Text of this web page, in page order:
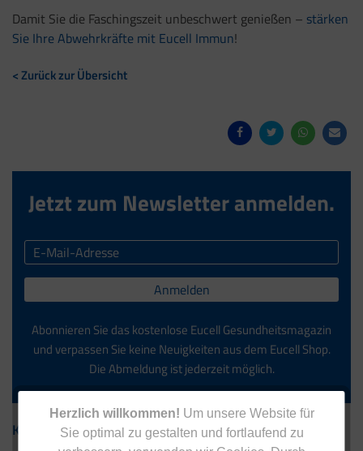
Herzlich willkommen! Um unsere Website für
Sie optimal zu gestalten und fortlaufend zu
Damit Sie die Faschingszeit unbeschwert genießen – stärken
Sie Ihre Abwehrkräfte mit Eucell Immun!
< Zurück zur Übersicht
Jetzt zum Newsletter anmelden.
Anmelden
Abonnieren Sie das kostenlose Eucell Gesundheitsmagazin
und verpassen Sie keine Neuigkeiten aus dem Eucell Shop.
Die Abmeldung ist jederzeit möglich.
Kontakt